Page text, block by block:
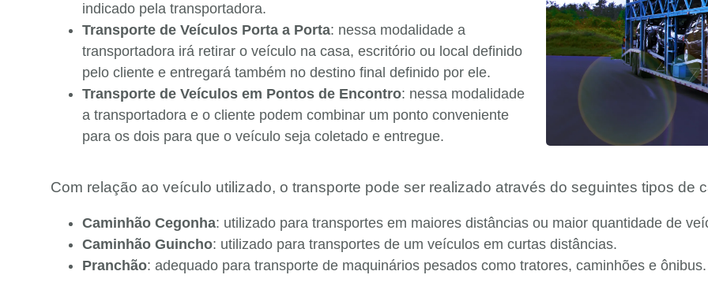
indicado pela transportadora.
Transporte de Veículos Porta a Porta: nessa modalidade a
transportadora irá retirar o veículo na casa, escritório ou local definido
pelo cliente e entregará também no destino final definido por ele.
Transporte de Veículos em Pontos de Encontro: nessa modalidade
a transportadora e o cliente podem combinar um ponto conveniente
para os dois para que o veículo seja coletado e entregue.
Com relação ao veículo utilizado, o transporte pode ser realizado através do seguintes tipos de
Caminhão Cegonha: utilizado para transportes em maiores distâncias ou maior quantidade de
Caminhão Guincho: utilizado para transportes de um veículos em curtas distâncias.
Pranchão: adequado para transporte de maquinários pesados como tratores, caminhões e ônibus.